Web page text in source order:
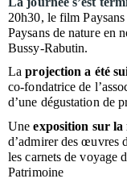
20h30, le film
Paysans de nature en
Bussy-Rabutin.
Laprojection a été
co-fondatrice de
d’une dégustation de
Uneexposition sur la
d’admirer des œuvres
les carnets de voyage
Patrimoine